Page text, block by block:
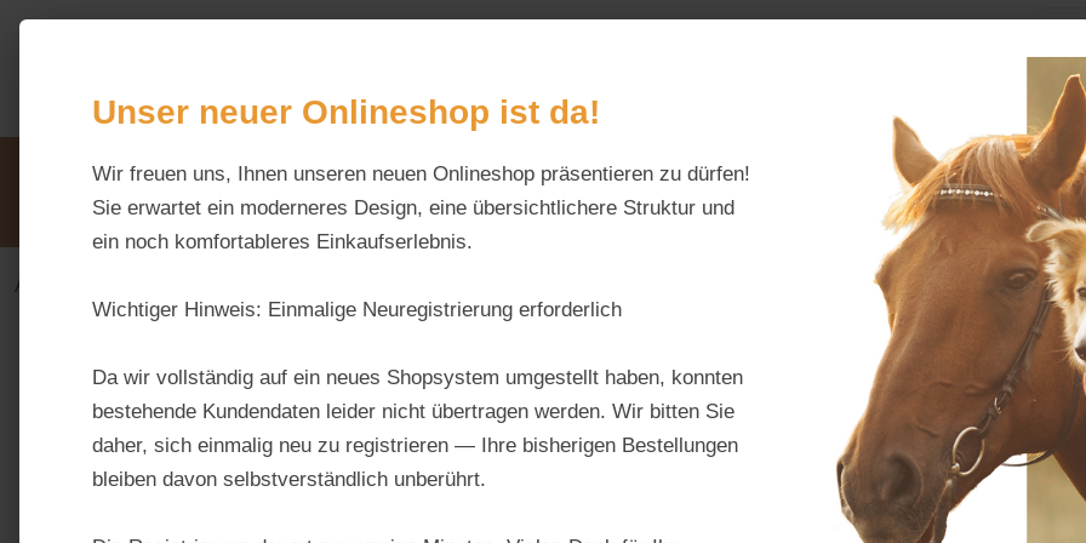
Hauptinhalt springen
Zur Suche springen
Alles fürs
Unsere VorteileBeratung via WhatsApp:
0176 / 99 66 31 80
Schreiben Sie uns:
info@tierfutter-fischer.de
Öffnungszeiten:
Mo–Fr: 9–18 Uhr ·
Alles fürs Pferd
Hersteller:
Regulärer
Unser neuer Onlineshop ist da!
Wir freuen uns, Ihnen unseren neuen Onlineshop präsentieren zu dürfen!
Sie erwartet ein moderneres Design, eine übersichtlichere Struktur und
ein noch komfortableres Einkaufserlebnis.
Wichtiger Hinweis: Einmalige Neuregistrierung erforderlich
Da wir vollständig auf ein neues Shopsystem umgestellt haben, konnten
bestehende Kundendaten leider nicht übertragen werden. Wir bitten Sie
daher, sich einmalig neu zu registrieren — Ihre bisherigen Bestellungen
bleiben davon selbstverständlich unberührt.